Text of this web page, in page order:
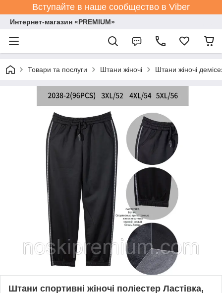
Вступайте в наше сообщество в Viber
Интернет-магазин «PREMIUM»
Товари та послуги Штани жіночі Штани жіночі
Штани спортивні жіночі поліестер Ластівка,